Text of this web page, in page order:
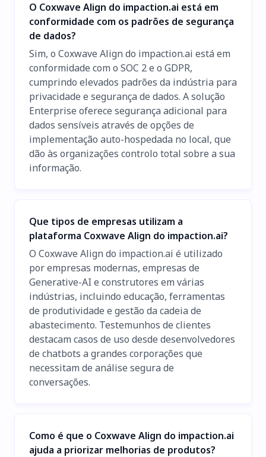
O Coxwave Align do impaction.ai está em
conformidade com os padrões de segurança
de dados?
Sim, o Coxwave Align do impaction.ai está em
conformidade com o SOC 2 e o GDPR,
cumprindo elevados padrões da indústria para
privacidade e segurança de dados. A solução
Enterprise oferece segurança adicional para
dados sensíveis através de opções de
implementação auto-hospedada no local, que
dão às organizações controlo total sobre a sua
informação.
Que tipos de empresas utilizam a
plataforma Coxwave Align do impaction.ai?
O Coxwave Align do impaction.ai é utilizado
por empresas modernas, empresas de
Generative-AI e construtores em várias
indústrias, incluindo educação, ferramentas
de produtividade e gestão da cadeia de
abastecimento. Testemunhos de clientes
destacam casos de uso desde desenvolvedores
de chatbots a grandes corporações que
necessitam de análise segura de
conversações.
Como é que o Coxwave Align do impaction.ai
ajuda a priorizar melhorias de produtos?